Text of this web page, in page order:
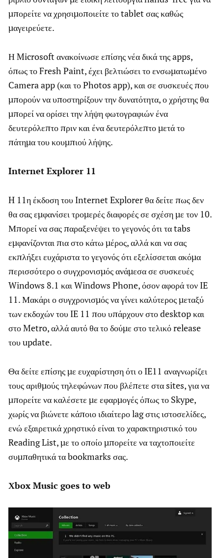
μπορείτε να χρησιμοποιείτε το tablet σας καθώς
μαγειρεύετε.
Η Microsoft ανακοίνωσε επίσης νέα δικά της apps,
όπως το Fresh Paint, έχει βελτιώσει το ενσωματωμένο
Camera app (και το Photos app), και σε συσκευές που
μπορούν να υποστηρίξουν την δυνατότητα, ο χρήστης θα
μπορεί να ορίσει την λήψη φωτογραφιών ένα
δευτερόλεπτο πριν και ένα δευτερόλεπτο μετά το
πάτημα του κουμπιού λήψης.
Internet Explorer 11
H 11η έκδοση του Internet Explorer θα δείτε πως δεν
θα σας εμφανίσει τρομερές διαφορές σε σχέση με τον 10.
Μπορεί να σας παραξενέψει το γεγονός ότι τα tabs
εμφανίζονται πια στο κάτω μέρος, αλλά και να σας
εκπλήξει ευχάριστα το γεγονός ότι εξελίσσεται ακόμα
περισσότερο ο συγχρονισμός ανάμεσα σε συσκευές
Windows 8.1 και Windows Phone, όσον αφορά τον IE
11. Μακάρι ο συγχρονισμός να γίνει καλύτερος μεταξύ
των εκδοχών του IE 11 που υπάρχουν στο desktop και
στο Metro, αλλά αυτό θα το δούμε στο τελικό release
του update.
Θα δείτε επίσης με ευχαρίστηση ότι ο IE11 αναγνωρίζει
τους αριθμούς τηλεφώνων που βλέπετε στα sites, για να
μπορείτε να καλέσετε με εφαρμογές όπως το Skype,
χωρίς να βιώνετε κάποιο ιδιαίτερο lag στις ιστοσελίδες,
ενώ εξαιρετικά χρηστικό είναι το χαρακτηριστικό του
Reading List, με το οποίο μπορείτε να ταχτοποιείτε
συμπαθητικά τα bookmarks σας.
Χbox Music goes to web